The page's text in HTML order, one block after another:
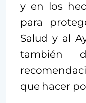
y en los
para
Salud y al
también
que hacer